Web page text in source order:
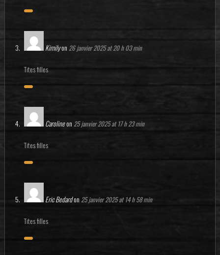
Kimilyon 26 janvier 2025 at 20 h 03 min
Tites filles
Carolineon 25 janvier 2025 at 17 h 23 min
Tites filles
Eric Bedardon 25 janvier 2025 at 14 h 58 min
Tites filles